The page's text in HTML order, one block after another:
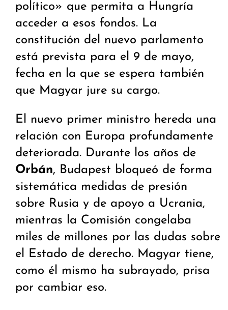
político» que permita a Hungría
acceder a esos fondos. La
constitución del nuevo parlamento
está prevista para el 9 de mayo,
fecha en la que se espera también
que Magyar jure su cargo.
El nuevo primer ministro hereda una
relación con Europa profundamente
deteriorada. Durante los años de
Orbán, Budapest bloqueó de forma
sistemática medidas de presión
sobre Rusia y de apoyo a Ucrania,
mientras la Comisión congelaba
miles de millones por las dudas sobre
el Estado de derecho. Magyar tiene,
como él mismo ha subrayado, prisa
por cambiar eso.